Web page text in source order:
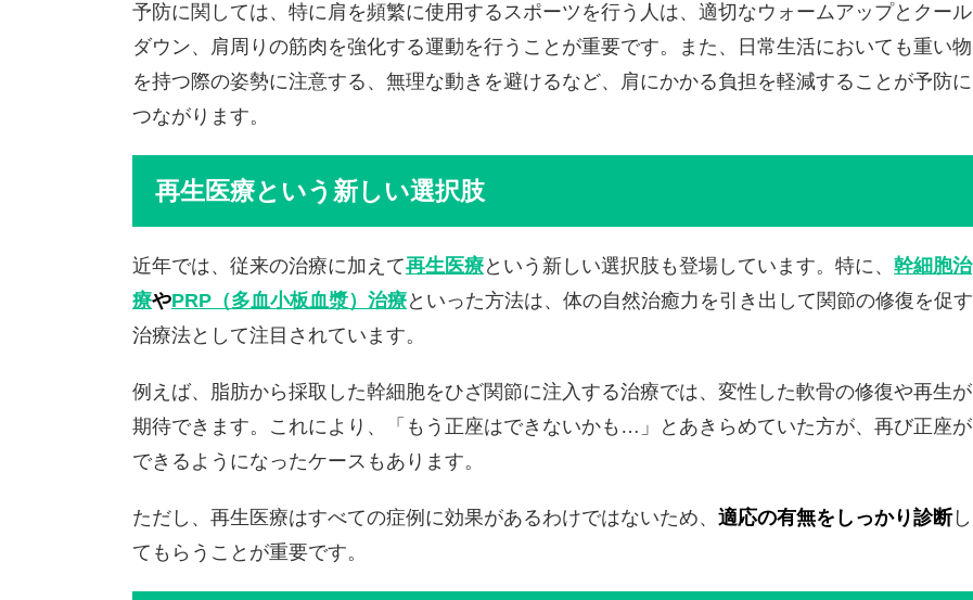
予防に関しては、特に肩を頻繁に使用するスポーツを行う人は、適切なウォームアップとクール
ダウン、肩周りの筋肉を強化する運動を行うことが重要です。また、日常生活においても重い物
を持つ際の姿勢に注意する、無理な動きを避けるなど、肩にかかる負担を軽減することが予防に
つながります。
再生医療という新しい選択肢
近年では、従来の治療に加えて再生医療という新しい選択肢も登場しています。特に、 幹細胞治
療やPRP（多血小板血漿）治療といった方法は、体の自然治癒力を引き出して関節の修復を促す
治療法として注目されています。
例えば、脂肪から採取した幹細胞をひざ関節に注入する治療では、変性した軟骨の修復や再生が
期待できます。これにより、「もう正座はできないかも…」とあきらめていた方が、再び正座が
できるようになったケースもあります。
ただし、再生医療はすべての症例に効果があるわけではないため、 適応の有無をしっかり診断し
てもらうことが重要です。